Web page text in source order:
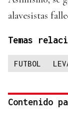
alavesistas
Temas
FUTBOL
Contenido